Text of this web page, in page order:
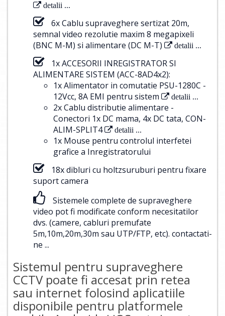
detalii ...
6x Cablu supraveghere sertizat 20m,
semnal video rezolutie maxim 8 megapixeli
(BNC M-M) si alimentare (DC M-T)
detalii ...
1x ACCESORII INREGISTRATOR SI
ALIMENTARE SISTEM (ACC-8AD4x2):
1x Alimentator in comutatie PSU-1280C -
12Vcc, 8A EMI pentru sistem
detalii ...
2x Cablu distributie alimentare -
Conectori 1x DC mama, 4x DC tata, CON-
ALIM-SPLIT4
detalii ...
1x Mouse pentru controlul interfetei
grafice a Inregistratorului
18x dibluri cu holtzsuruburi pentru fixare
suport camera
Sistemele complete de supraveghere
video pot fi modificate conform necesitatilor
dvs. (camere, cabluri premufate
5m,10m,20m,30m sau UTP/FTP, etc). contactati-
ne ...
Sistemul pentru supraveghere
CCTV poate fi accesat prin retea
sau internet folosind aplicatiile
disponibile pentru platformele